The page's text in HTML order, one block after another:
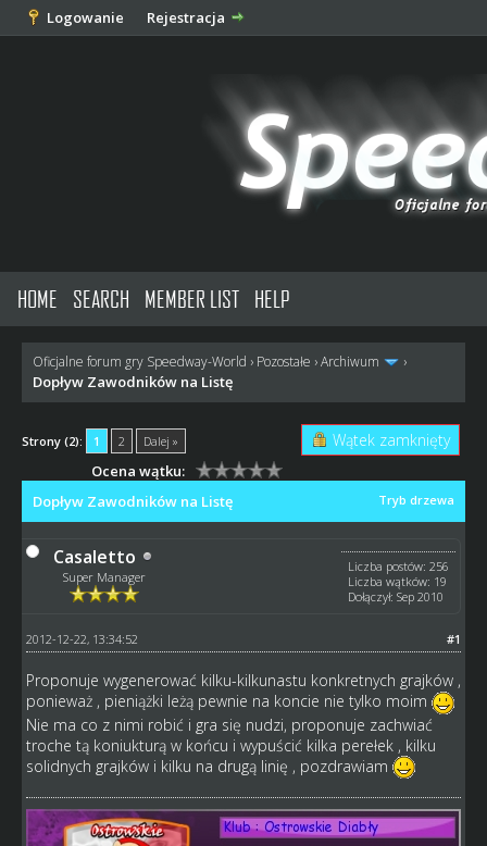
Logowanie Rejestracja
HOME SEARCH MEMBER LIST HELP
Oficjalne forum gry Speedway-World › Pozostałe ›Archiwum ›
Dopływ Zawodników na Listę
Strony (2): 1 2 Dalej » Wątek zamknięty
Ocena wątku:
Tryb drzewa
Dopływ Zawodników na Listę
Casaletto
Super Manager
Liczba postów: 256
Liczba wątków: 19
Dołączył: Sep 2010
#1
2012-12-22, 13:34:52
Proponuje wygenerować kilku-kilkunastu konkretnych grajków ,
ponieważ , pieniążki leżą pewnie na koncie nie tylko moim
Nie ma co z nimi robić i gra się nudzi, proponuje zachwiać
troche tą koniukturą w końcu i wypuścić kilka perełek , kilku
solidnych grajków i kilku na drugą linię , pozdrawiam